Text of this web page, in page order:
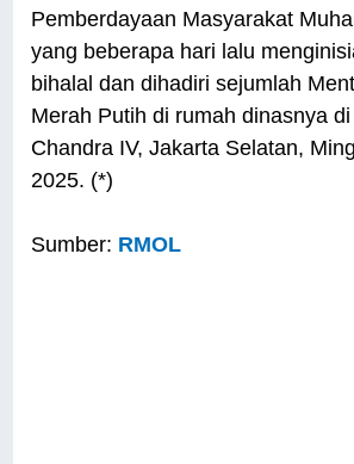
Pemberdayaan Masyarakat
yang beberapa hari lalu
bihalal dan dihadiri sejumlah
Merah Putih di rumah dinasnya
Chandra IV, Jakarta Selatan,
2025. (*)
Sumber: RMOL